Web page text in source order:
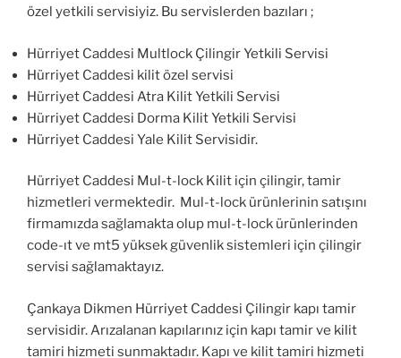
özel yetkili servisiyiz. Bu servislerden bazıları ;
Hürriyet Caddesi Multlock Çilingir Yetkili Servisi
Hürriyet Caddesi kilit özel servisi
Hürriyet Caddesi Atra Kilit Yetkili Servisi
Hürriyet Caddesi Dorma Kilit Yetkili Servisi
Hürriyet Caddesi Yale Kilit Servisidir.
Hürriyet Caddesi Mul-t-lock Kilit için çilingir, tamir
hizmetleri vermektedir. Mul-t-lock ürünlerinin satışını
firmamızda sağlamakta olup mul-t-lock ürünlerinden
code-ıt ve mt5 yüksek güvenlik sistemleri için çilingir
servisi sağlamaktayız.
Çankaya Dikmen Hürriyet Caddesi Çilingir kapı tamir
servisidir. Arızalanan kapılarınız için kapı tamir ve kilit
tamiri hizmeti sunmaktadır. Kapı ve kilit tamiri hizmeti